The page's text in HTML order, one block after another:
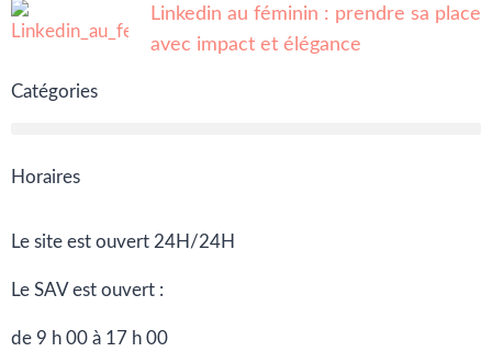
Linkedin au féminin : prendre sa place
avec impact et élégance
Catégories
Horaires
Le site est ouvert 24H/24H
Le SAV est ouvert :
de 9 h 00 à 17 h 00